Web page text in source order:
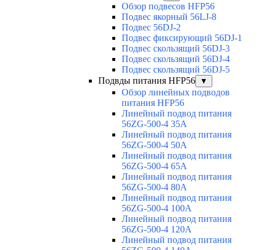
Обзор подвесов HFP56
Подвес якорный 56LJ-8
Подвес 56DJ-2
Подвес фиксирующий 56DJ-1
Подвес скользящий 56DJ-3
Подвес скользящий 56DJ-4
Подвес скользящий 56DJ-5
Подвды питания HFP56
▼
Обзор линейных подводов
питания HFP56
Линейный подвод питания
56ZG-500-4 35A
Линейный подвод питания
56ZG-500-4 50A
Линейный подвод питания
56ZG-500-4 65A
Линейный подвод питания
56ZG-500-4 80A
Линейный подвод питания
56ZG-500-4 100A
Линейный подвод питания
56ZG-500-4 120A
Линейный подвод питания